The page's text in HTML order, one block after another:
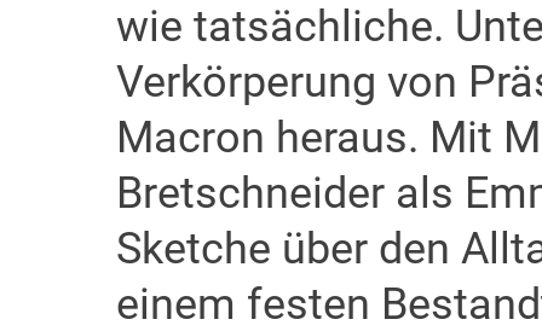
wie tatsächliche.
Verkörperung von
Macron heraus. Mit
Bretschneider als
Sketche über den
einem festen